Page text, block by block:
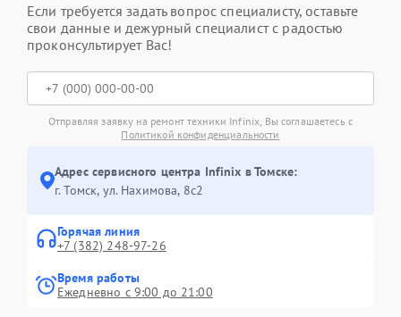
Если требуется задать вопрос специалисту, оставьте
свои данные и дежурный специалист с радостью
проконсультирует Вас!
Отправляя заявку на ремонт техники Infinix, Вы соглашаетесь с
Политикой конфиденциальности
Адрес сервисного центра Infinix в Томске:
г. Томск, ул. Нахимова, 8с2
Горячая линия
+7 (382) 248-97-26
Время работы
Ежедневно с 9:00 до 21:00